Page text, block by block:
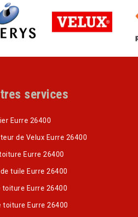
services
Eurre 26400
de Velux Eurre 26400
Eurre 26400
tuile Eurre 26400
toiture Eurre 26400
toiture Eurre 26400